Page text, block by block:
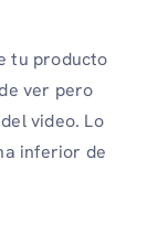
tu producto
ver pero
video. Lo
inferior de